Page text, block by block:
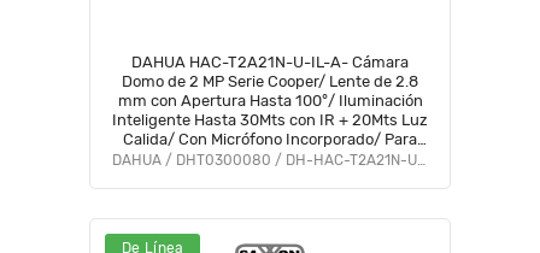
DAHUA HAC-T2A21N-U-IL-A- Cámara
Domo de 2 MP Serie Cooper/ Lente de 2.8
mm con Apertura Hasta 100°/ Iluminación
Inteligente Hasta 30Mts con IR + 20Mts Luz
Calida/ Con Micrófono Incorporado/ Para
Exterior IP67/ Metal #OD #CD #ACOO
DAHUA / DHT0300080 / DH-HAC-T2A21N-U-IL-A
De Línea